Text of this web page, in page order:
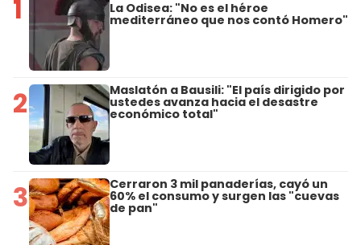
1 La Odisea: "No es el héroe
mediterráneo que nos contó Homero"
2 Maslatón a Bausili: "El país dirigido por
ustedes avanza hacia el desastre
económico total"
3 Cerraron 3 mil panaderías, cayó un
60% el consumo y surgen las "cuevas
de pan"